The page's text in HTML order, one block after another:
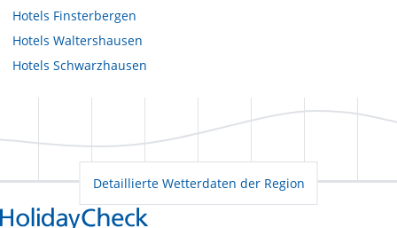
Hotels Finsterbergen
Hotels Waltershausen
Hotels Schwarzhausen
Detaillierte Wetterdaten der Region